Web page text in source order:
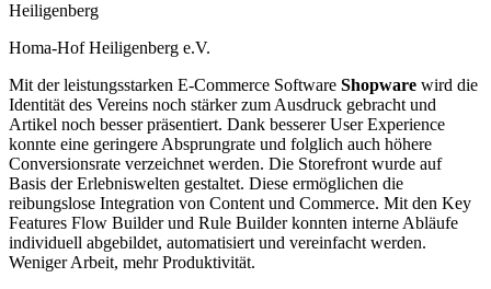
Homa-Hof Heiligenberg e.V.
Mit der leistungsstarken E-Commerce Software Shopware wird die
Identität des Vereins noch stärker zum Ausdruck gebracht und
Artikel noch besser präsentiert. Dank besserer User Experience
konnte eine geringere Absprungrate und folglich auch höhere
Conversionsrate verzeichnet werden. Die Storefront wurde auf
Basis der Erlebniswelten gestaltet. Diese ermöglichen die
reibungslose Integration von Content und Commerce. Mit den Key
Features Flow Builder und Rule Builder konnten interne Abläufe
individuell abgebildet, automatisiert und vereinfacht werden.
Weniger Arbeit, mehr Produktivität.